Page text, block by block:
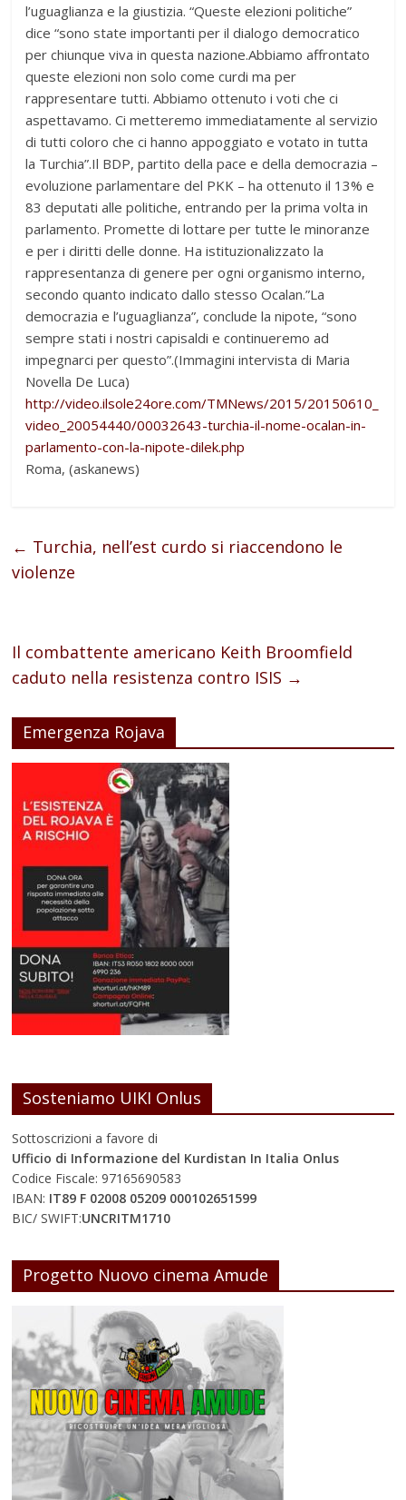
l’uguaglianza e la giustizia. “Queste elezioni politiche”
dice “sono state importanti per il dialogo democratico
per chiunque viva in questa nazione.Abbiamo affrontato
queste elezioni non solo come curdi ma per
rappresentare tutti. Abbiamo ottenuto i voti che ci
aspettavamo. Ci metteremo immediatamente al servizio
di tutti coloro che ci hanno appoggiato e votato in tutta
la Turchia”.Il BDP, partito della pace e della democrazia –
evoluzione parlamentare del PKK – ha ottenuto il 13% e
83 deputati alle politiche, entrando per la prima volta in
parlamento. Promette di lottare per tutte le minoranze
e per i diritti delle donne. Ha istituzionalizzato la
rappresentanza di genere per ogni organismo interno,
secondo quanto indicato dallo stesso Ocalan.”La
democrazia e l’uguaglianza”, conclude la nipote, “sono
sempre stati i nostri capisaldi e continueremo ad
impegnarci per questo”.(Immagini intervista di Maria
Novella De Luca)
http://video.ilsole24ore.com/TMNews/2015/20150610_
video_20054440/00032643-turchia-il-nome-ocalan-in-
parlamento-con-la-nipote-dilek.php
Roma, (askanews)
← Turchia, nell’est curdo si riaccendono le
violenze
Il combattente americano Keith Broomfield
caduto nella resistenza contro ISIS →
Emergenza Rojava
Sosteniamo UIKI Onlus
Sottoscrizioni a favore di
Ufficio di Informazione del Kurdistan In Italia Onlus
Codice Fiscale: 97165690583
IBAN: IT89 F 02008 05209 000102651599
BIC/ SWIFT:UNCRITM1710
Progetto Nuovo cinema Amude